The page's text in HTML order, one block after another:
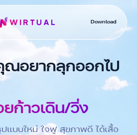
Download
ณอยากลุกออกไป
ก้าวเดิน/วิ่ง
แบบใหม่ ใจฟู สุขภาพดี ได้เสื้อ